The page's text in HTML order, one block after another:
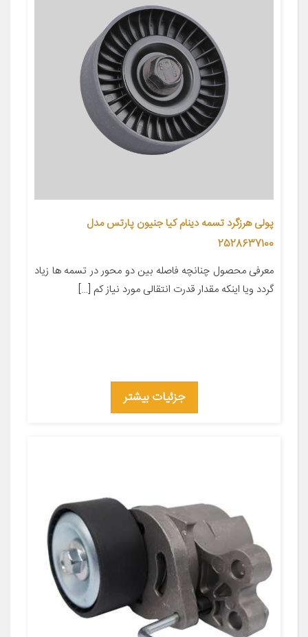
پولی هرزگرد تسمه دینام کیا جنیون پارتس مدل
2528637100
معرفی محصول چنانچه فاصله بین دو محور در تسمه ها زیاد
گردد ویا اینکه مقدار قدرت انتقالی مورد نیاز کم […]
جزئیات بیشتر